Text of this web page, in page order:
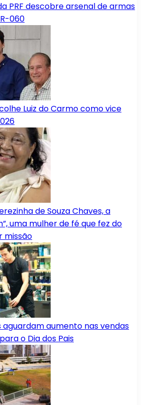
PRF descobre arsenal de armas
060
Luiz do Carmo como vice
de Souza Chaves, a
uma mulher de fé que fez do
missão
aguardam aumento nas vendas
o Dia dos Pais